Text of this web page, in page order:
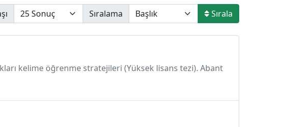
Sıralama Sırala
kelime öğrenme stratejileri (Yüksek lisans tezi). Abant